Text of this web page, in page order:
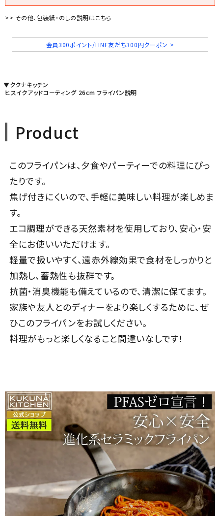
>> その他、包装紙・のしの説明はこちら
会員300ポイント/LINE友だち300円クーポン >
▼ククナキッチン
ヒスイクアッドコーティング 26cm フライパン説明
Product
このフライパンは、夕食やパーティーでの料理にぴっ
たりです。
焦げ付きにくいので、手軽に美味しい料理が楽しめま
す。
エコ調理ができる天然素材を使用しており、安心・安
全にお使いいただけます。
軽量で扱いやすく、遠赤外線効果で食材をしっかりと
加熱し、蓄熱性も抜群です。
抗菌・消臭機能も備えているので、清潔に保てます。
家族や友人とのディナーをより楽しくするために、ぜ
ひこのフライパンをお試しください。
料理がもっと楽しくなること間違いなしです！